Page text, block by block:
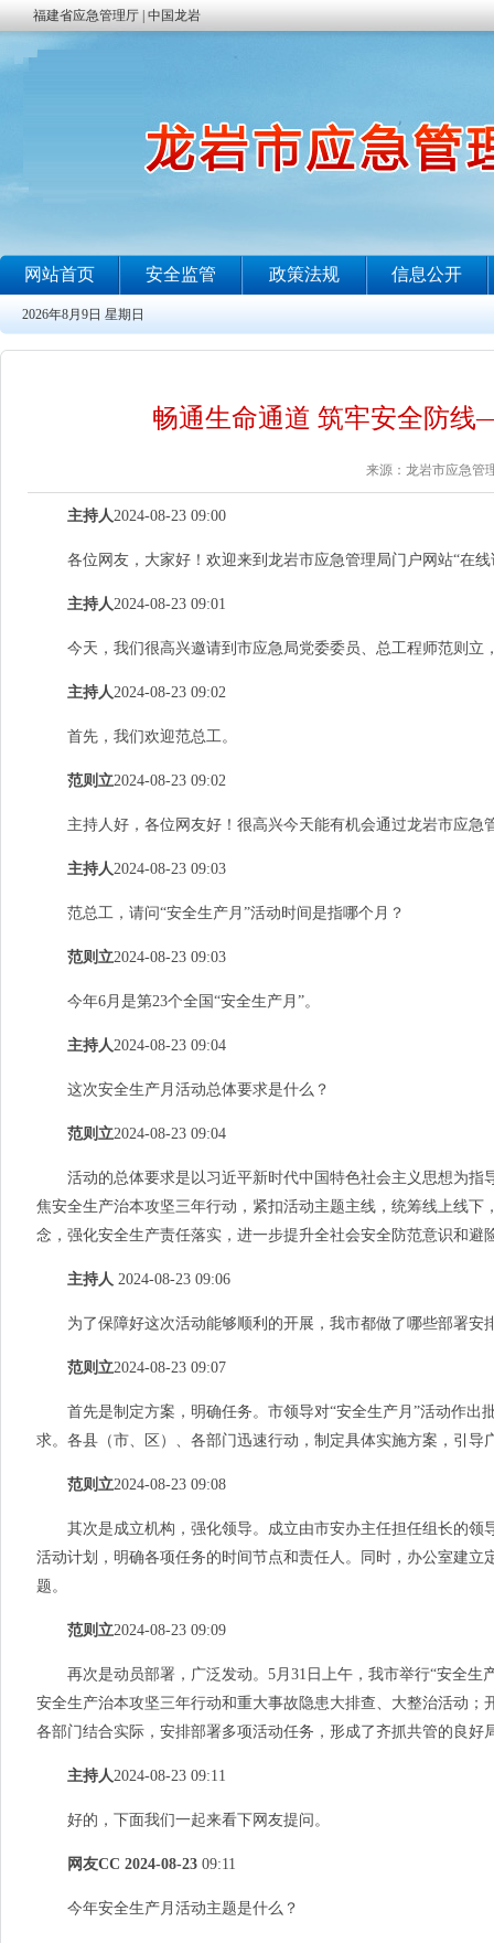
畅通生命通道 筑牢安全防
来源：龙岩市应急管
主持人2024-08-23 09:00
各位网友，大家好！欢迎来到龙岩市应急管理局门户网站“在
主持人2024-08-23 09:01
今天，我们很高兴邀请到市应急局党委委员、总工程师范则立
主持人2024-08-23 09:02
首先，我们欢迎范总工。
范则立2024-08-23 09:02
主持人好，各位网友好！很高兴今天能有机会通过龙岩市应急
主持人2024-08-23 09:03
范总工，请问“安全生产月”活动时间是指哪个月？
范则立2024-08-23 09:03
今年6月是第23个全国“安全生产月”。
主持人2024-08-23 09:04
这次安全生产月活动总体要求是什么？
范则立2024-08-23 09:04
活动的总体要求是以习近平新时代中国特色社会主义思想为
焦安全生产治本攻坚三年行动，紧扣活动主题主线，统筹线上线
念，强化安全生产责任落实，进一步提升全社会安全防范意识和避
主持人 2024-08-23 09:06
为了保障好这次活动能够顺利的开展，我市都做了哪些部署安
范则立2024-08-23 09:07
首先是制定方案，明确任务。市领导对“安全生产月”活动作出
求。各县（市、区）、各部门迅速行动，制定具体实施方案，引导
范则立2024-08-23 09:08
其次是成立机构，强化领导。成立由市安办主任担任组长的领
活动计划，明确各项任务的时间节点和责任人。同时，办公室建
题。
范则立2024-08-23 09:09
再次是动员部署，广泛发动。5月31日上午，我市举行“安全生
安全生产治本攻坚三年行动和重大事故隐患大排查、大整治活动
各部门结合实际，安排部署多项活动任务，形成了齐抓共管的良好
主持人2024-08-23 09:11
好的，下面我们一起来看下网友提问。
网友CC 2024-08-23 09:11
今年安全生产月活动主题是什么？